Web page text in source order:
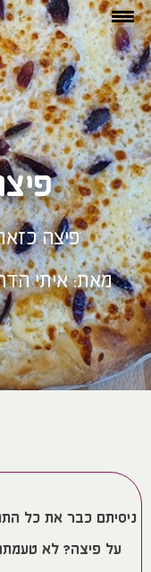
פיצה
מאת: איתי
ניסיתם כבר את כל
על פיצה? לא